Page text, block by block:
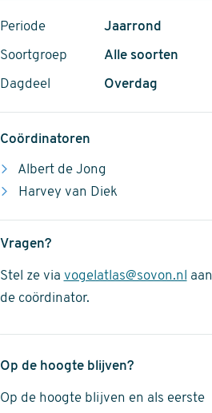
Periode Jaarrond
Soortgroep Alle soorten
Dagdeel Overdag
Coördinatoren
Albert de Jong
Harvey van Diek
Vragen?
Stel ze via vogelatlas@sovon.nl
aan
de coördinator.
Op de hoogte blijven?
Op de hoogte blijven en als eerste